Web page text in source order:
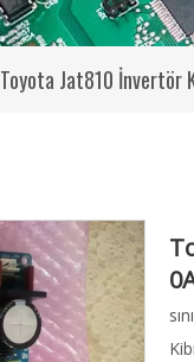
Toyota Jat810 İnvertör